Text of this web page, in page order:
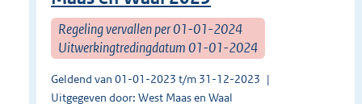
Regeling vervallen per 01-01-2024
Uitwerkingtredingdatum 01-01-2024
Geldend van 01-01-2023 t/m 31-12-2023
Uitgegeven door: West Maas en Waal